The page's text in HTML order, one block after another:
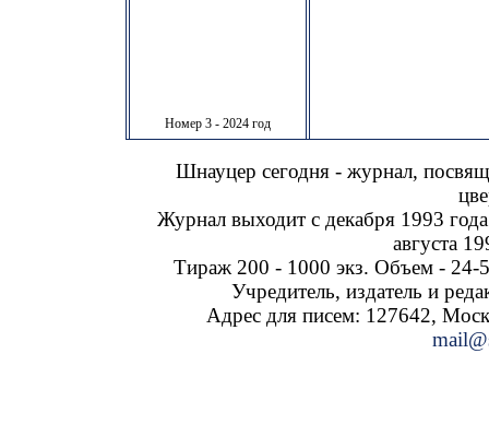
Номер 3 - 2024 год
Шнауцер сегодня - журнал,
Журнал выходит с декабря 1993
августа
Тираж 200 - 1000 экз. Объем - 24-
Учредитель, издатель и
Адрес для писем: 127642,